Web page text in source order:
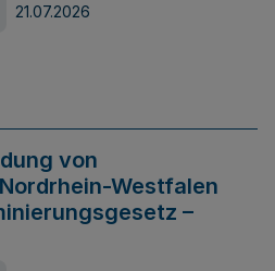
21.07.2026
von
Westfalen
–